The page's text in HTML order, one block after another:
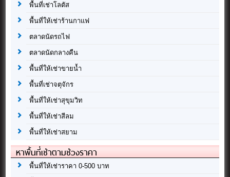
พื้นที่เช่าโลตัส
พื้นที่ให้เช่าร้านกาแฟ
ตลาดนัดรถไฟ
ตลาดนัดกลางคืน
พื้นที่ให้เช่าขายน้ำ
พื้นที่เช่าจตุจักร
พื้นที่ให้เช่าสุขุมวิท
พื้นที่ให้เช่าสีลม
พื้นที่ให้เช่าสยาม
หาพื้นที่เช่าตามช่วงราคา
พื้นที่ให้เช่าราคา 0-500 บาท